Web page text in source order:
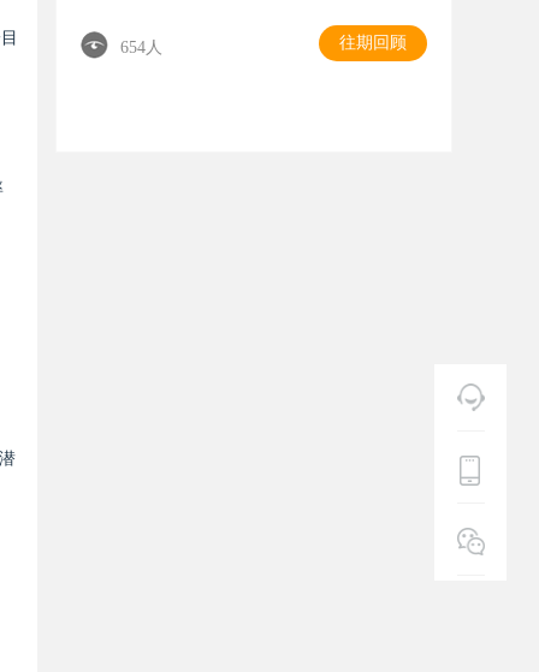
654人 往期回顾